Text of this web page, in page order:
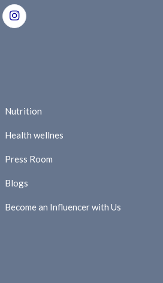
Nutrition
Health wellnes
Press Room
Blogs
Become an Influencer with Us